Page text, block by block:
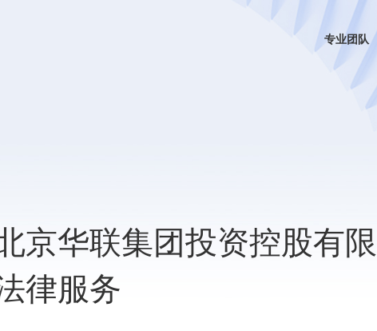
专业团队
京华联集团投资控股有
律服务